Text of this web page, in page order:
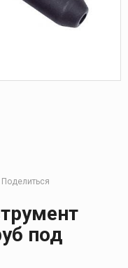
Поделиться
под